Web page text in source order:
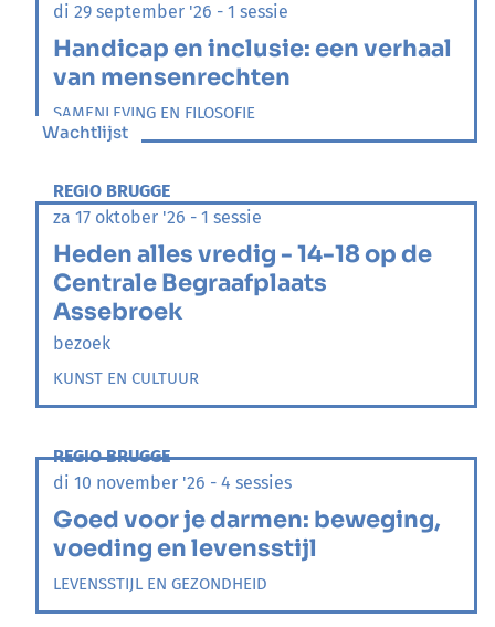
di 29 september '26 - 1 sessie
Handicap en inclusie: een verhaal
van mensenrechten
SAMENLEVING EN FILOSOFIE
Wachtlijst
REGIO BRUGGE
za 17 oktober '26 - 1 sessie
Heden alles vredig - 14-18 op de
Centrale Begraafplaats
Assebroek
bezoek
KUNST EN CULTUUR
REGIO BRUGGE
di 10 november '26 - 4 sessies
Goed voor je darmen: beweging,
voeding en levensstijl
LEVENSSTIJL EN GEZONDHEID